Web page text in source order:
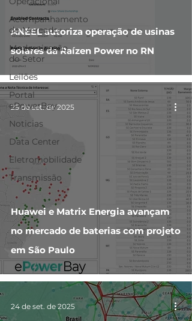
Acompanhamento
do Mercado
Modernização
do Setor
Leilões
Portal
ePowerBay
Noticias
Data Center
Eletromobilidade
Transmissão
ANEEL autoriza operação de usinas
solares da Raízen Power no RN
Huawei e Matrix Energia avançam
no mercado de baterias com projeto
em São Paulo
25 de set. de 2025
24 de set. de 2025